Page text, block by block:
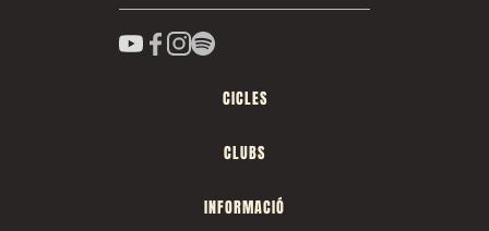
CICLES
CLUBS
INFORMACIÓ